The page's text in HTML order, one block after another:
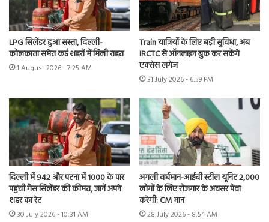
LPG सिलेंडर हुआ सस्ता, दिल्ली-
कोलकाता समेत कई शहरों में मिली राहत
1 August 2026 - 7:25 AM
Train यात्रियों के लिए बड़ी सुविधा, अब
IRCTC से ऑनलाइन बुक कर सकेंगे
एक्सेस लगेज
31 July 2026 - 6:59 PM
दिल्ली में 942 और पटना में 1000 के पार
पहुंची गैस सिलेंडर की कीमत, जानें अपने
शहर का रेट
30 July 2026 - 10:31 AM
अगली वर्धमान-आईची स्टील यूनिट 2,000
लोगों के लिए रोजगार के अवसर पैदा
करेगी: CM मान
28 July 2026 - 8:54 AM